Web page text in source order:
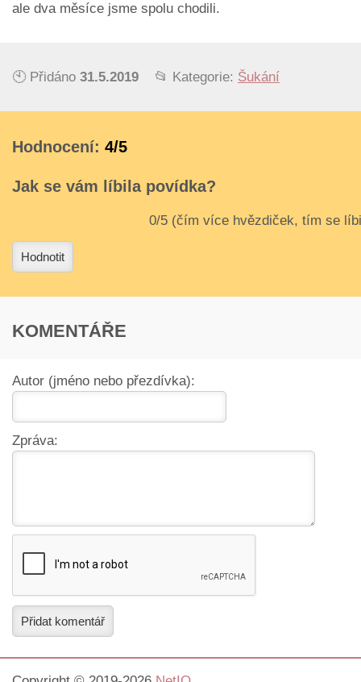
ale dva měsíce jsme spolu chodili.
🕙 Přidáno 31.5.2019 📂 Kategorie: Šukání
Hodnocení: 4/5
Jak se vám líbila povídka?
Hodnotit
KOMENTÁŘE
Autor (jméno nebo přezdívka):
Zpráva:
Přidat komentář